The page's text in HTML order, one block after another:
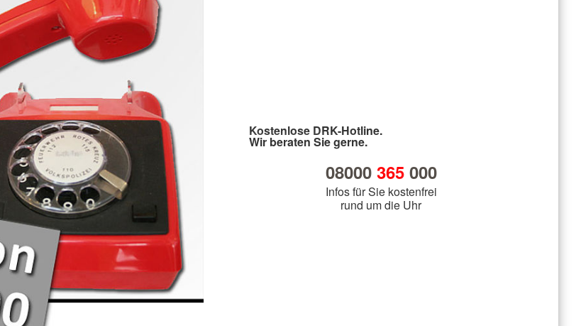
Kostenlose DRK-Hotline.
Wir beraten Sie gerne.
08000 365000
Infos für Sie kostenfrei
rund um die Uhr